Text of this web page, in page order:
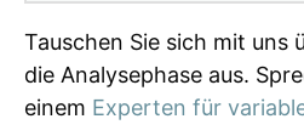
Tauschen Sie sich mit uns
die Analysephase aus.
einem Experten für